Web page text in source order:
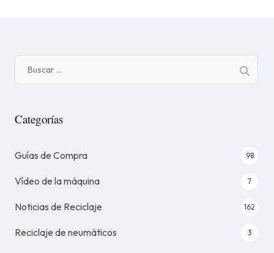
Categorías
Guías de Compra 98
Vídeo de la máquina 7
Noticias de Reciclaje 162
Reciclaje de neumáticos 3